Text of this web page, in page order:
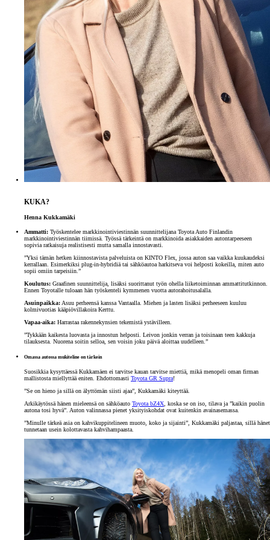
KUKA?
Henna Kukkamäki
Ammatti: Työskentelee markkinointiviestinnän suunnittelijana Toyota Auto Finlandin
markkinointiviestinnän tiimissä. Työssä tärkeintä on markkinoida asiakkaiden autontarpeeseen
sopivia ratkaisuja realistisesti mutta samalla innostavasti.
”Yksi tämän hetken kiinnostavista palveluista on KINTO Flex, jossa auton saa vaikka kuukaudeksi
kerrallaan. Esimerkiksi plug-in-hybridiä tai sähköautoa harkitseva voi helposti kokeilla, miten auto
sopii omiin tarpeisiin.”
Koulutus: Graafinen suunnittelija, lisäksi suorittanut työn ohella liiketoiminnan ammattitutkinnon.
Ennen Toyotalle tuloaan hän työskenteli kymmenen vuotta autorahoitusalalla.
Asuinpaikka: Asuu perheensä kanssa Vantaalla. Miehen ja lasten lisäksi perheeseen kuuluu
kolmivuotias kääpiövillakoira Kerttu.
Vapaa-aika: Harrastaa rakennekynsien tekemistä ystävilleen.
”Tykkään kaikesta luovasta ja innostun helposti. Leivon jonkin verran ja toisinaan teen kakkuja
tilauksesta. Nuorena soitin selloa, sen voisin joku päivä aloittaa uudelleen.”
Omassa autossa mukiteline on tärkein
Suosikkia kysyttäessä Kukkamäen ei tarvitse kauan tarvitse miettiä, mikä menopeli oman firman
mallistosta miellyttää eniten. Ehdottomasti Toyota GR Supra!
”Se on hieno ja sillä on älyttömän siisti ajaa”, Kukkamäki kiteyttää.
Arkikäytössä hänen mieleensä on sähköauto Toyota bZ4X , koska se on iso, tilava ja ”kaikin puolin
autona tosi hyvä”. Auton valinnassa pienet yksityiskohdat ovat kuitenkin avainasemassa.
”Minulle tärkeä asia on kahvikuppitelineen muoto, koko ja sijainti”, Kukkamäki paljastaa, sillä hänet
tunnetaan usein kolottavasta kahvihampaasta.